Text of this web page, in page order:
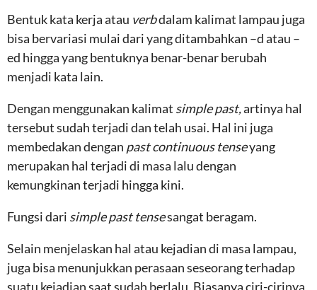
Bentuk kata kerja atau verbdalam kalimat lampau juga
bisa bervariasi mulai dari yang ditambahkan –d atau –
ed hingga yang bentuknya benar-benar berubah
menjadi kata lain.
Dengan menggunakan kalimat simple past,artinya hal
tersebut sudah terjadi dan telah usai. Hal ini juga
membedakan dengan past continuous tenseyang
merupakan hal terjadi di masa lalu dengan
kemungkinan terjadi hingga kini.
Fungsi dari simple past tensesangat beragam.
Selain menjelaskan hal atau kejadian di masa lampau,
juga bisa menunjukkan perasaan seseorang terhadap
suatu kejadian saat sudah berlalu. Biasanya ciri-cirinya